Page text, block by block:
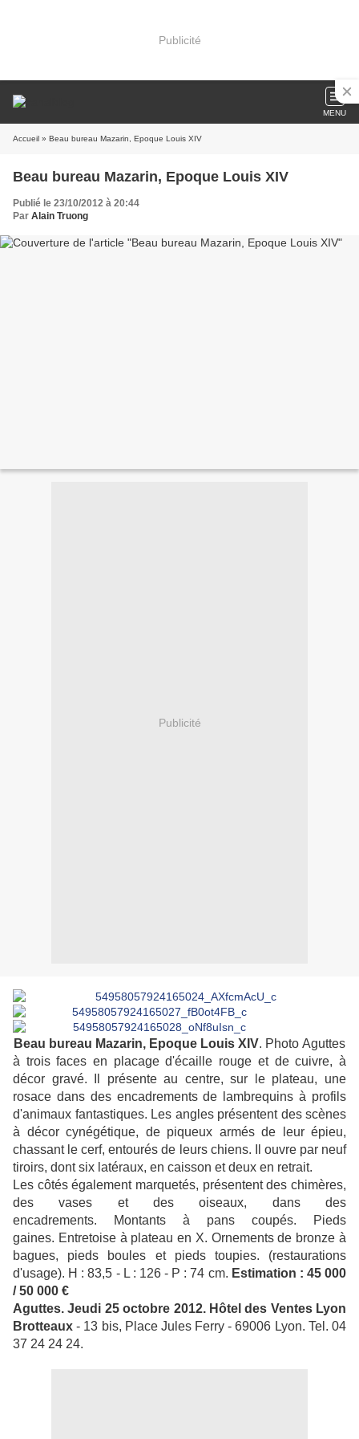
Publicité
MENU
Accueil » Beau bureau Mazarin, Epoque Louis XIV
Beau bureau Mazarin, Epoque Louis XIV
Publié le 23/10/2012 à 20:44
Par Alain Truong
Publicité
Beau bureau Mazarin, Epoque Louis XIV. Photo Aguttes
à trois faces en placage d'écaille rouge et de cuivre, à
décor gravé. Il présente au centre, sur le plateau, une
rosace dans des encadrements de lambrequins à profils
d'animaux fantastiques. Les angles présentent des scènes
à décor cynégétique, de piqueux armés de leur épieu,
chassant le cerf, entourés de leurs chiens. Il ouvre par neuf
tiroirs, dont six latéraux, en caisson et deux en retrait.
Les côtés également marquetés, présentent des chimères,
des vases et des oiseaux, dans des
encadrements. Montants à pans coupés. Pieds
gaines. Entretoise à plateau en X. Ornements de bronze à
bagues, pieds boules et pieds toupies. (restaurations
d'usage). H : 83,5 - L : 126 - P : 74 cm. Estimation : 45 000
/ 50 000 €
Aguttes.Jeudi 25 octobre 2012. Hôtel des Ventes Lyon
Brotteaux - 13 bis, Place Jules Ferry - 69006 Lyon. Tel. 04
37 24 24 24.